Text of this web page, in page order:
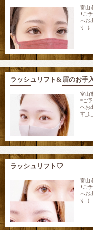
富山
*ご
へお
す
ラッシュリフト&眉のお手
富山
*ご
へお
す
ラッシュリフト♡
富山
*ご
へお
す